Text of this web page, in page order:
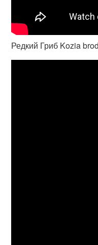
Редкий Гриб Kozia